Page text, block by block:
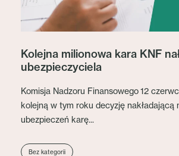
Kolejna milionowa kara KNF
ubezpieczyciela
Komisja Nadzoru Finansowego 12
kolejną w tym roku decyzję nakładającą
ubezpieczeń karę...
Bez kategorii